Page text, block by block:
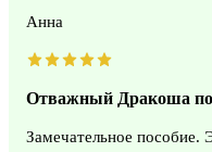
Анна
Отважный Дракоша
Замечательное пособие.